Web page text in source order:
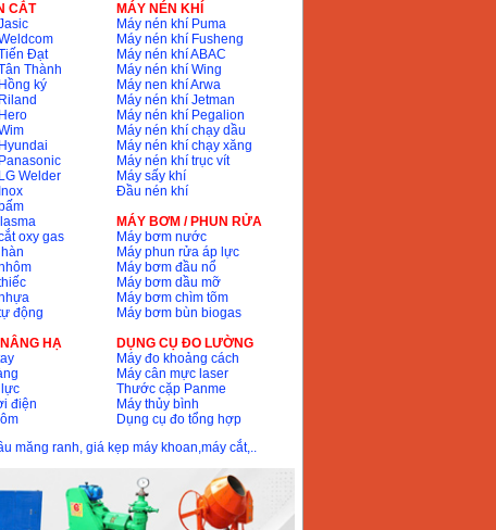
CẮT
Đạt
Thành
ký
Welder
oxy gas
động
HẠ
lực
điện
MÁY NÉN KHÍ
Máy nén khí Puma
Máy nén khí Fusheng
Máy nén khí ABAC
Máy nén khí Wing
Máy nen khí Arwa
Máy nén khí Jetman
Máy nén khí Pegalion
Máy nén khí chạy dầu
Máy nén khí chạy xăng
Máy nén khí trục vít
Máy sấy khí
Đầu nén khí
MÁY BƠM / PHUN RỬA
Máy bơm nước
Máy phun rửa áp lực
Máy bơm đầu nổ
Máy bơm dầu mỡ
Máy bơm chìm tõm
Máy bơm bùn biogas
DỤNG CỤ ĐO LƯỜNG
Máy đo khoảng cách
Máy cân mực laser
Thước cặp Panme
Máy thủy bình
Dụng cụ đo tổng hợp
măng ranh, giá kẹp máy khoan,máy cắt,..